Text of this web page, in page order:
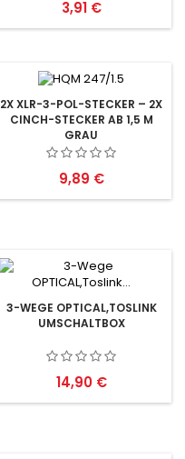
Preis
3,91 €
2X XLR-3-POL-STECKER – 2X
CINCH-STECKER AB 1,5 M
GRAU
Preis
9,89 €
3-WEGE OPTICAL,TOSLINK
UMSCHALTBOX
Preis
14,90 €